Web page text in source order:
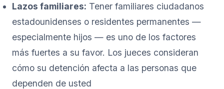
Lazos familiares: Tener familiares ciudadanos
estadounidenses o residentes permanentes —
especialmente hijos — es uno de los factores
más fuertes a su favor. Los jueces consideran
cómo su detención afecta a las personas que
dependen de usted